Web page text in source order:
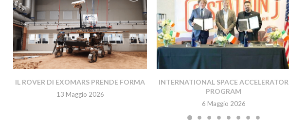
IL ROVER DI EXOMARS PRENDE FORMA
13 Maggio 2026
INTERNATIONAL SPACE ACCELERATOR
PROGRAM
6 Maggio 2026